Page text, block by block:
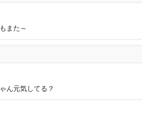
また～
ん元気してる？